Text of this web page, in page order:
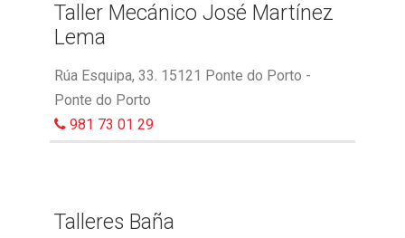
Taller Mecánico José Martínez
Lema
Rúa Esquipa, 33. 15121 Ponte do Porto -
Ponte do Porto
981 73 01 29
Talleres Baña